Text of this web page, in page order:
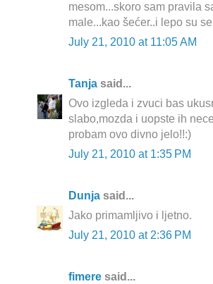
mesom...skoro sam pravila
male...kao šećer..i lepo su
July 21, 2010 at 11:05 AM
Tanja said...
Ovo izgleda i zvuci bas
slabo,mozda i uopste ih
probam ovo divno jelo!!:)
July 21, 2010 at 1:35 PM
Dunja said...
Jako primamljivo i ljetno.
July 21, 2010 at 2:36 PM
fimere said...